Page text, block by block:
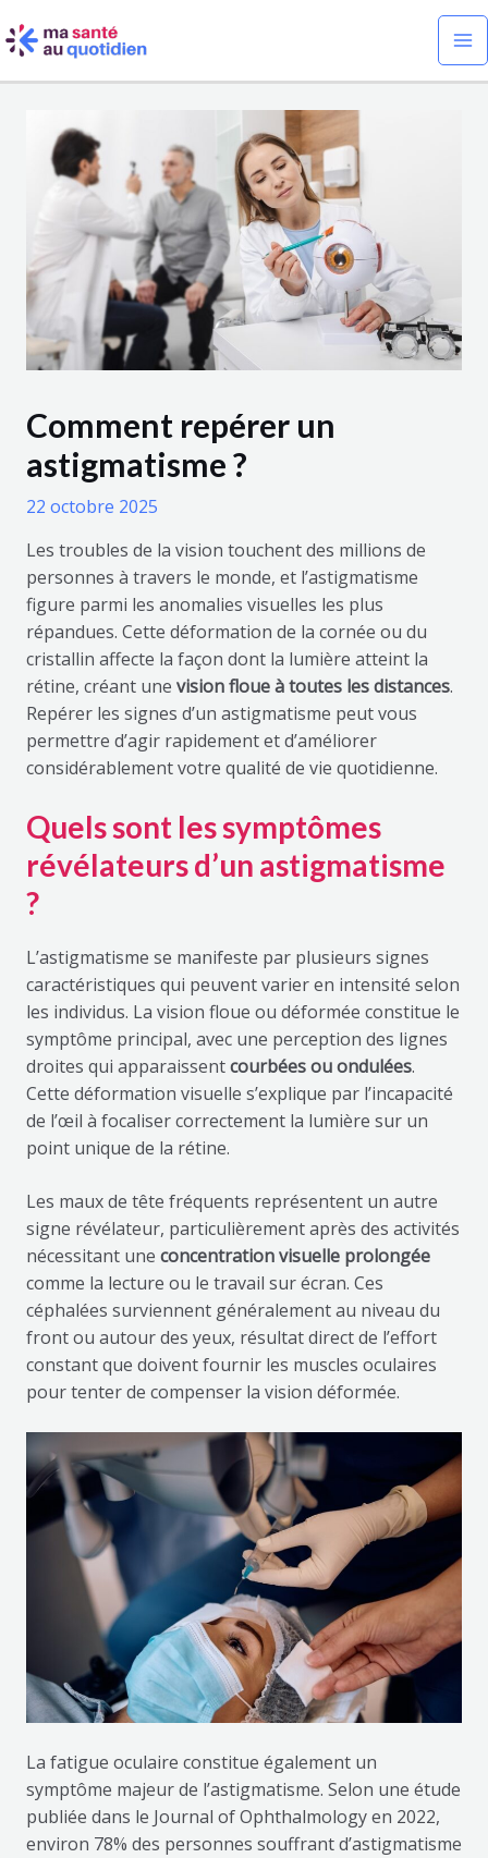
au
Comment repérer un
astigmatisme ?
22 octobre 2025
Les troubles de la vision touchent des millions de
personnes à travers le monde, et l’astigmatisme
figure parmi les anomalies visuelles les plus
répandues. Cette déformation de la cornée ou du
cristallin affecte la façon dont la lumière atteint la
rétine, créant une vision floue à toutes les distances.
Repérer les signes d’un astigmatisme peut vous
permettre d’agir rapidement et d’améliorer
considérablement votre qualité de vie quotidienne.
Quels sont les symptômes
révélateurs d’un astigmatisme
?
L’astigmatisme se manifeste par plusieurs signes
caractéristiques qui peuvent varier en intensité selon
les individus. La vision floue ou déformée constitue le
symptôme principal, avec une perception des lignes
droites qui apparaissentcourbées ou ondulées.
Cette déformation visuelle s’explique par l’incapacité
de l’œil à focaliser correctement la lumière sur un
point unique de la rétine.
Les maux de tête fréquents représentent un autre
signe révélateur, particulièrement après des activités
nécessitant une concentration visuelle prolongée
comme la lecture ou le travail sur écran. Ces
céphalées surviennent généralement au niveau du
front ou autour des yeux, résultat direct de l’effort
constant que doivent fournir les muscles oculaires
pour tenter de compenser la vision déformée.
La fatigue oculaire constitue également un
symptôme majeur de l’astigmatisme. Selon une étude
publiée dans le Journal of Ophthalmology en 2022,
environ 78% des personnes souffrant d’astigmatisme
des